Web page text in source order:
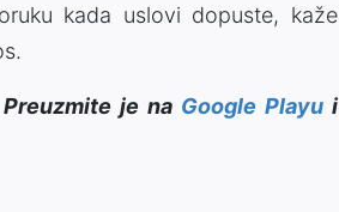
kada uslovi dopuste, kaže
je na Google Playui